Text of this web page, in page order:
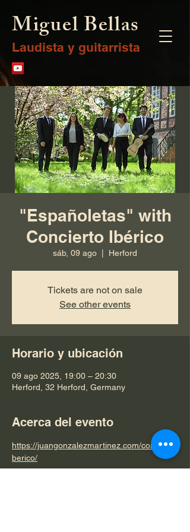
Miguel Bellas
Laudista y guitarrista
"Españoletas" with
Concierto Ibérico
sáb, 09 ago Herford
Tickets are not on sale
See other events
Horario y ubicación
09 ago 2025, 19:00 – 20:30
Herford, 32 Herford, Germany
Acerca del evento
https://juangonzalezmartinez.com/conciertoi
berico/